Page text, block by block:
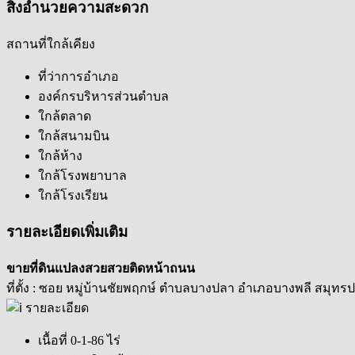
สิ่งอำนวยความสะดวก
สถานที่ใกล้เคียง
ที่ว่าการอำเภอ
องค์กรบริหารส่วนตำบล
ใกล้ตลาด
ใกล้สนามบิน
ใกล้ห้าง
ใกล้โรงพยาบาล
ใกล้โรงเรียน
รายละเอียดเพิ่มเติม
ขายที่ดินแปลงสวยสวยติดหน้าถนน
ที่ตั้ง : ซอย หมู่บ้านชัยพฤกษ์ ตำบลบางปลา อำเภอบางพลี สมุทร
รายละเอียด
เนื้อที่ 0-1-86 ไร่